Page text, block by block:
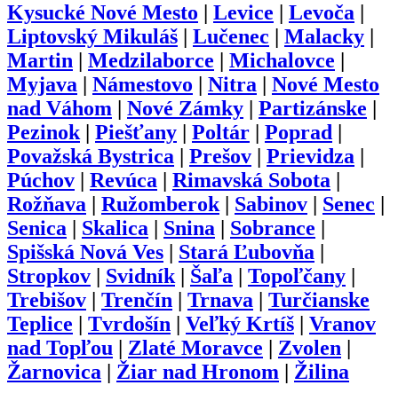
Kysucké Nové Mesto
Levice Levoča
Liptovský Mikuláš
Lučenec Malacky
Martin
Medzilaborce Michalovce
Myjava
Námestovo Nitra
Nové Mesto
nad Váhom
Nové Zámky Partizánske
Pezinok| Piešťany Poltár Poprad
Považská Bystrica
Prešov Prievidza
Púchov
Revúca Rimavská Sobota
Rožňava
Ružomberok| Sabinov Senec
Senica
Skalica Snina Sobrance
Spišská Nová Ves
Stará Ľubovňa
Stropkov
Svidník| Šaľa Topoľčany
Trebišov
Trenčín Trnava
Turčianske
Teplice
Tvrdošín Veľký Krtíš
Vranov
nad Topľou
Zlaté Moravce Zvolen
Žarnovica
Žiar nad Hronom Žilina